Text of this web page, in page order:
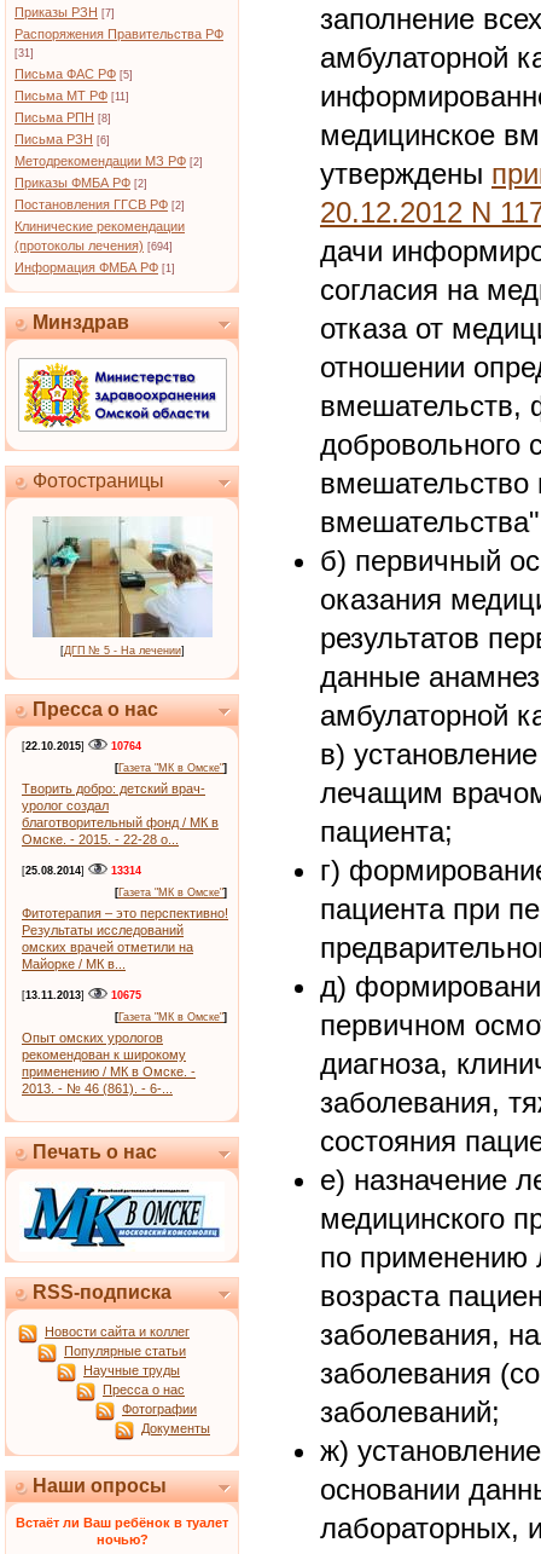
Приказы РЗН [7]
Распоряжения Правительства РФ
[31]
Письма ФАС РФ [5]
Письма МТ РФ [11]
Письма РПН [8]
Письма РЗН [6]
Методрекомендации МЗ РФ [2]
Приказы ФМБА РФ [2]
Постановления ГГСВ РФ [2]
Клинические рекомендации
(протоколы лечения) [694]
Информация ФМБА РФ [1]
Минздрав
Фотостраницы
[ДГП № 5 - На лечении]
Пресса о нас
[22.10.2015]
10764
[Газета "МК в Омске"]
Творить добро: детский врач-
уролог создал
благотворительный фонд / МК в
Омске. - 2015. - 22-28 о...
[25.08.2014]
13314
[Газета "МК в Омске"]
Фитотерапия – это перспективно!
Результаты исследований
омских врачей отметили на
Майорке / МК в...
[13.11.2013]
10675
[Газета "МК в Омске"]
Опыт омских урологов
рекомендован к широкому
применению / МК в Омске. -
2013. - № 46 (861). - 6-...
Печать о нас
RSS-подписка
Новости сайта и коллег
Популярные статьи
Научные труды
Пресса о нас
Фотографии
Документы
Наши опросы
Встаёт ли Ваш ребёнок в туалет
ночью?
заполнение
амбулаторной
медицинское
утверждены
20.12.2012 N
дачи
согласия на
отказа от
отношении
вмешательств,
добровольного
вмешательство
б) первичный
оказания
результатов
данные
амбулаторной
в)
лечащим
пациента;
г)
пациента при
д)
первичном
диагноза,
заболевания,
состояния
е) назначение
медицинского
по применению
возраста
заболевания,
заболевания
заболеваний;
ж)
основании
лабораторных,